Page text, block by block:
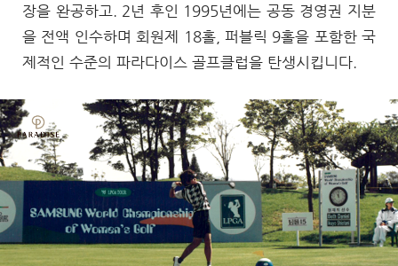
장을 완공하고. 2년 후인 1995년에는 공동 경영권 지분
을 전액 인수하며 회원제 18홀, 퍼블릭 9홀을 포함한 국
제적인 수준의 파라다이스 골프클럽을 탄생시킵니다.